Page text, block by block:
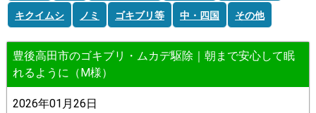
キクイムシ ノミ ゴキブリ等 中・四国 その他
豊後高田市のゴキブリ・ムカデ駆除｜朝まで安心して眠
れるように（M様）
2026年01月26日